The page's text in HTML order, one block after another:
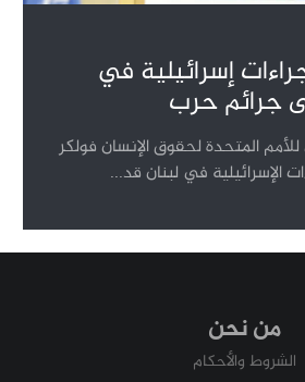
إسرائيلية في
جرائم حرب
المتحدة لحقوق الإنسان فولكر
الإسرائيلية في لبنان قد...
من نحن
الشروط والأحكام